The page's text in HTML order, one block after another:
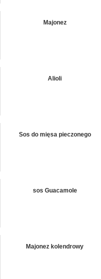
Majonez
Alioli
Sos do mięsa pieczonego
sos Guacamole
Majonez kolendrowy